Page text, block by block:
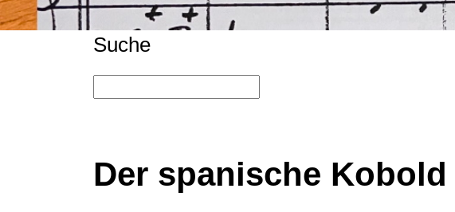
Suche
Der spanische Kobold